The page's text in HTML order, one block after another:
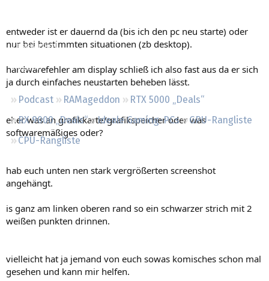
Leserartikel
Regeln
Podcast RAMageddon
RTX 5000 „Deals“
RX 9000 „Deals“
Ideale Gaming-PCs
GPU-Rangliste
CPU-Rangliste
entweder ist er dauernd da (bis ich den pc neu starte) oder
nur bei bestimmten situationen (zb desktop).
hardwarefehler am display schließ ich also fast aus da er sich
ja durch einfaches neustarten beheben lässt.
eher was an grafikkarte/grafikspeicher oder was
softwaremäßiges oder?
hab euch unten nen stark vergrößerten screenshot
angehängt.
is ganz am linken oberen rand so ein schwarzer strich mit 2
weißen punkten drinnen.
vielleicht hat ja jemand von euch sowas komisches schon mal
gesehen und kann mir helfen.